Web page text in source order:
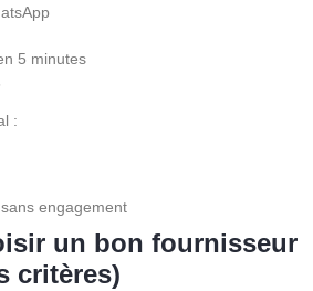
5 minutes
:
engagement
un bon fournisseur
critères)